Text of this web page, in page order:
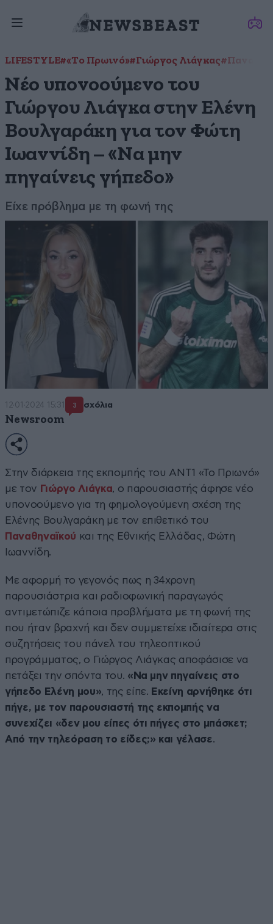
LIFESTYLE#«Το Πρωινό»#Γιώργος Λιάγκας
Νέο υπονοούμενο του
Γιώργου Λιάγκα στην Ελένη
Βουλγαράκη για τον Φώτη
Ιωαννίδη – «Να μην
πηγαίνεις γήπεδο»
Είχε πρόβλημα με τη φωνή της
12·01·2024 15:31 3 σχόλια
Newsroom
Στην διάρκεια της εκπομπής του ΑΝΤ1 «Το Πριωνό»
με τον Γιώργο Λιάγκα, ο παρουσιαστής άφησε νέο
υπονοούμενο για τη φημολογούμενη σχέση της
Ελένης Βουλγαράκη με τον επιθετικό του
Παναθηναϊκού και της Εθνικής Ελλάδας, Φώτη
Ιωαννίδη.
Με αφορμή το γεγονός πως η 34χρονη
παρουσιάστρια και ραδιοφωνική παραγωγός
αντιμετώπιζε κάποια προβλήματα με τη φωνή της
που ήταν βραχνή και δεν συμμετείχε ιδιαίτερα στις
συζητήσεις του πάνελ του τηλεοπτικού
προγράμματος, ο Γιώργος Λιάγκας αποφάσισε να
πετάξει την σπόντα του. «Να μην πηγαίνεις στο
γήπεδο Ελένη μου», της είπε. Εκείνη αρνήθηκε ότι
πήγε, με τον παρουσιαστή της εκπομπής να
συνεχίζει «δεν μου είπες ότι πήγες στο μπάσκετ;
Από την τηλεόραση το είδες;» και γέλασε.